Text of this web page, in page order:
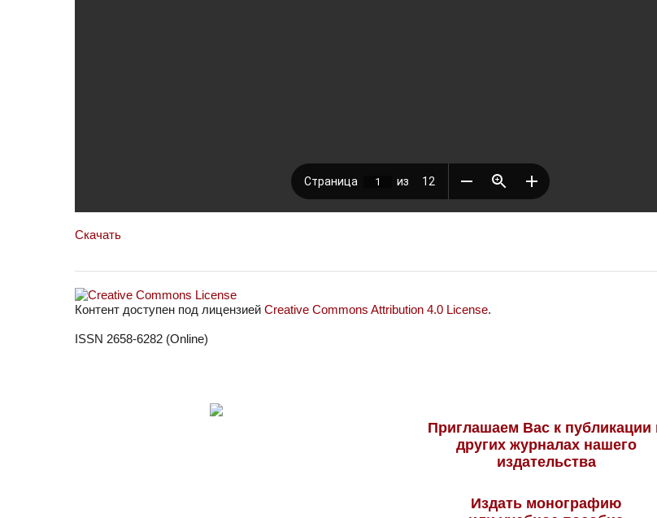
Скачать
Контент доступен под лицензией Creative Commons Attribution 4.0 License.
ISSN 2658-6282 (Online)
Приглашаем Вас к публикации
других журналах нашего
издательства
Издать монографию